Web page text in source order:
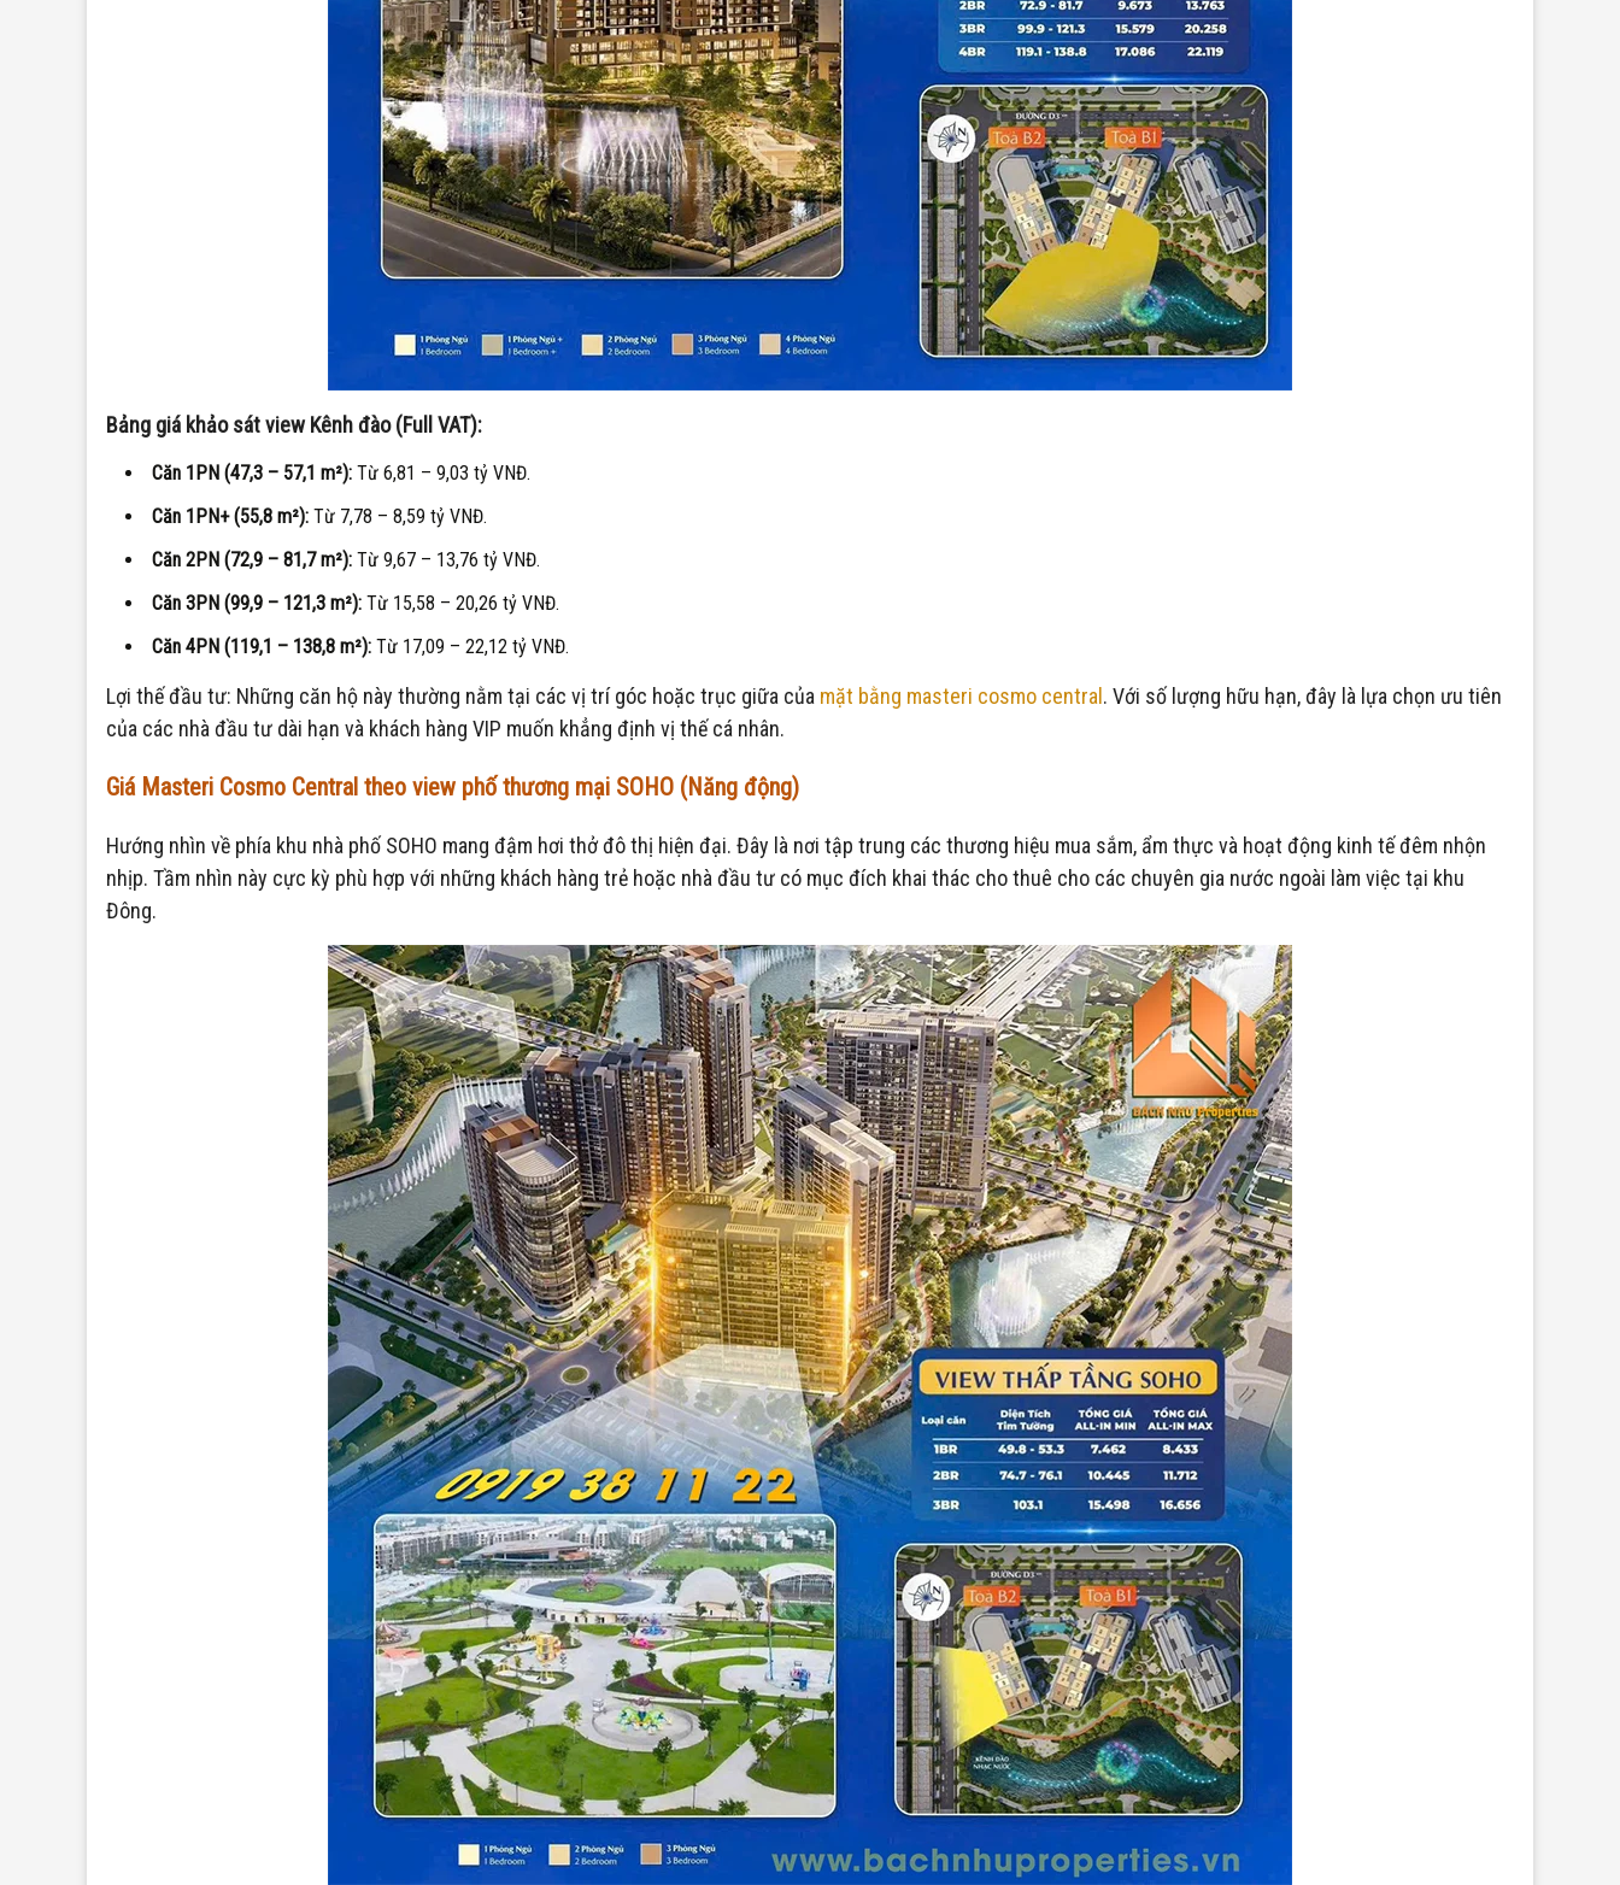
Bảng giá khảo sát view Kênh đào (Full VAT):
Căn 1PN (47,3 – 57,1 m²): Từ 6,81 – 9,03 tỷ VNĐ.
Căn 1PN+ (55,8 m²): Từ 7,78 – 8,59 tỷ VNĐ.
Căn 2PN (72,9 – 81,7 m²): Từ 9,67 – 13,76 tỷ VNĐ.
Căn 3PN (99,9 – 121,3 m²): Từ 15,58 – 20,26 tỷ VNĐ.
Căn 4PN (119,1 – 138,8 m²): Từ 17,09 – 22,12 tỷ VNĐ.
Lợi thế đầu tư: Những căn hộ này thường nằm tại các vị trí góc hoặc trục giữa của mặt bằng masteri cosmo central . Với số lượng hữu hạn, đây là lựa chọn ưu tiên
của các nhà đầu tư dài hạn và khách hàng VIP muốn khẳng định vị thế cá nhân.
Giá Masteri Cosmo Central theo view phố thương mại SOHO (Năng động)
Hướng nhìn về phía khu nhà phố SOHO mang đậm hơi thở đô thị hiện đại. Đây là nơi tập trung các thương hiệu mua sắm, ẩm thực và hoạt động kinh tế đêm nhộn
nhịp. Tầm nhìn này cực kỳ phù hợp với những khách hàng trẻ hoặc nhà đầu tư có mục đích khai thác cho thuê cho các chuyên gia nước ngoài làm việc tại khu
Đông.